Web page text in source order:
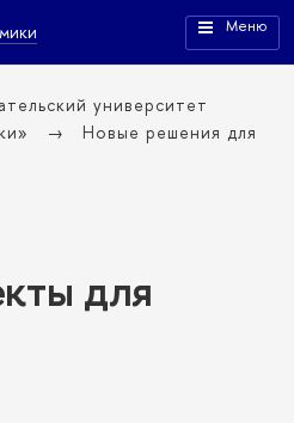
Меню
университет
Новые решения для
для